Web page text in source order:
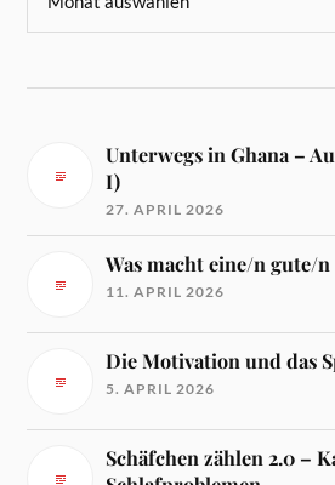
Unterwegs in Ghana –
I)
27. APRIL 2026
Was macht eine/n gute/
11. APRIL 2026
Die Motivation und das
5. APRIL 2026
Schäfchen zählen 2.0 –